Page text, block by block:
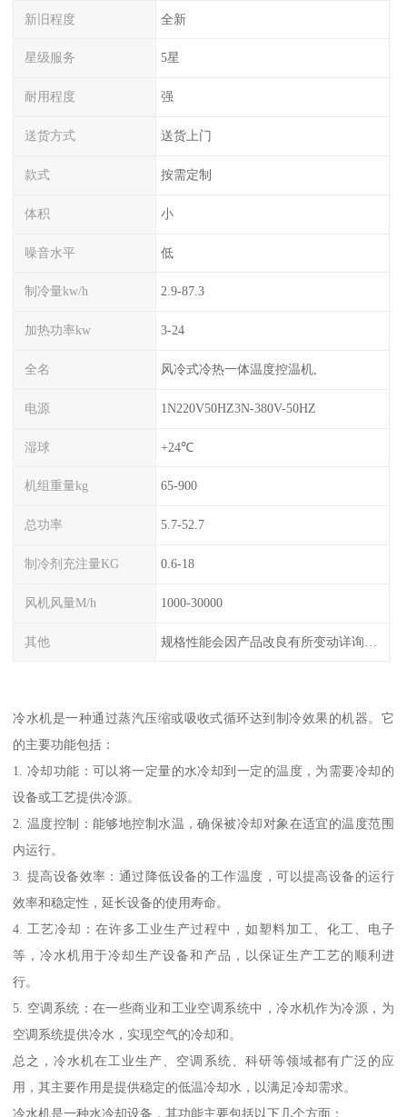
新旧程度 全新
星级服务 5星
耐用程度 强
送货方式 送货上门
款式 按需定制
体积 小
噪音水平 低
制冷量kw/h 2.9-87.3
加热功率kw 3-24
全名 风冷式冷热一体温度控温机,
电源 1N220V50HZ3N-380V-50HZ
湿球 +24℃
机组重量kg 65-900
总功率 5.7-52.7
制冷剂充注量KG 0.6-18
风机风量M/h 1000-30000
其他
冷水机是一种通过蒸汽压缩或吸收式循环达到制冷效果的机器。它
的主要功能包括：
1. 冷却功能：可以将一定量的水冷却到一定的温度，为需要冷却的
设备或工艺提供冷源。
2. 温度控制：能够地控制水温，确保被冷却对象在适宜的温度范围
内运行。
3. 提高设备效率：通过降低设备的工作温度，可以提高设备的运行
效率和稳定性，延长设备的使用寿命。
4. 工艺冷却：在许多工业生产过程中，如塑料加工、化工、电子
等，冷水机用于冷却生产设备和产品，以保证生产工艺的顺利进
行。
5. 空调系统：在一些商业和工业空调系统中，冷水机作为冷源，为
空调系统提供冷水，实现空气的冷却和。
总之，冷水机在工业生产、空调系统、科研等领域都有广泛的应
用，其主要作用是提供稳定的低温冷却水，以满足冷却需求。
冷水机是一种水冷却设备，其功能主要包括以下几个方面：